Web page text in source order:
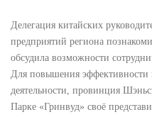
Делегация китайских
предприятий региона
обсудила возможности
Для повышения эффективности
деятельности, провинция
Парке «Гринвуд» своё